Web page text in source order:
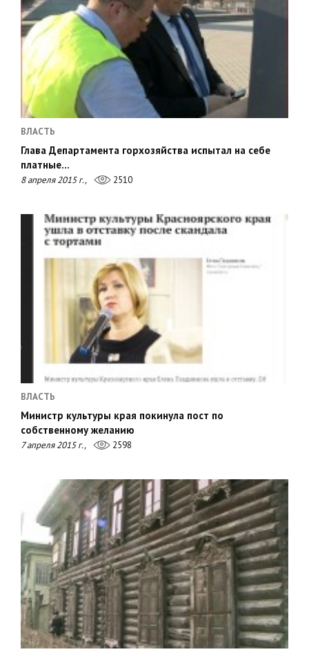
ВЛАСТЬ
Глава Департамента горхозяйства испытал на себе
платные…
8 апреля 2015 г., 2510
ВЛАСТЬ
Министр культуры края покинула пост по
собственному желанию
7 апреля 2015 г., 2598